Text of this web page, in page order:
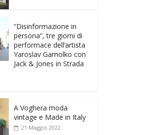
“Disinformazione in
persona”, tre giorni di
performace dell’artista
Yaroslav Gamolko con
Jack & Jones in Strada
A Voghera moda
vintage e Made in Italy
21 Maggio 2022